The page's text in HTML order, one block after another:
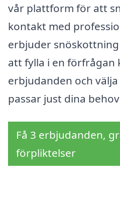
vår plattform för att
kontakt med
erbjuder snöskottning
att fylla i en förfrågan
erbjudanden och
passar just dina
Få 3 erbjudanden,
förpliktelser